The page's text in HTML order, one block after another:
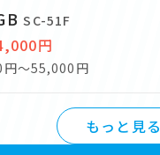
SC-51F
円
円～55,000円
もっと見る